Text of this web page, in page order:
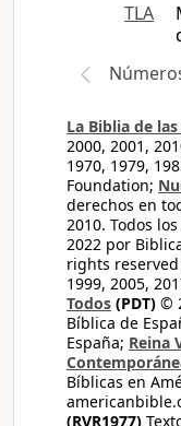
TLA
La Biblia de
2000, 2001,
1970, 1979,
Foundation;
derechos en
2010. Todos
2022 por
rights
1999, 2005,
Todos (PDT) ©
Bíblica de
España; Reina
Bíblicas en
(RVR1977)